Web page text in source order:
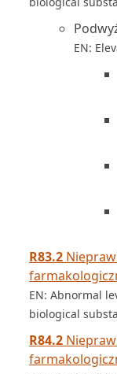
EN:
R83.2
EN: Abnormal
biological
R84.2